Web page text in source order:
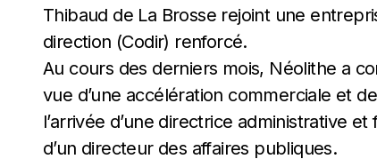
Thibaud de La Brosse rejoint une
direction (Codir) renforcé.
Au cours des derniers mois, Néolithe a
vue d’une accélération commerciale et
l’arrivée d’une directrice administrative
d’un directeur des affaires publiques.